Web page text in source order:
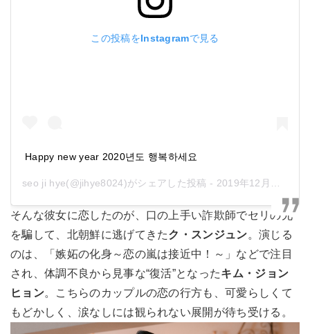
この投稿をInstagramで見る
Happy new year 2020년도 행복하세요
seo ji hye(@jihye8024)がシェアした投稿 - 2019年12月月31日午後10時45分PST
そんな彼女に恋したのが、口の上手い詐欺師でセリの兄
を騙して、北朝鮮に逃げてきたク・スンジュン。演じる
のは、「嫉妬の化身～恋の嵐は接近中！～」などで注目
され、体調不良から見事な“復活”となったキム・ジョン
ヒョン。こちらのカップルの恋の行方も、可愛らしくて
もどかしく、涙なしには観られない展開が待ち受ける。